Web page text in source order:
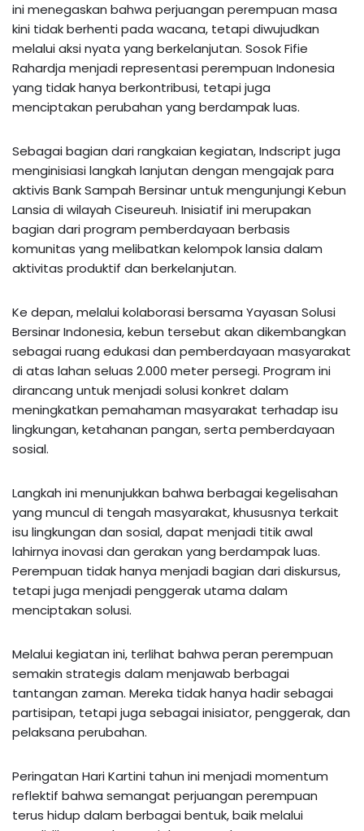
ini menegaskan bahwa perjuangan perempuan masa
kini tidak berhenti pada wacana, tetapi diwujudkan
melalui aksi nyata yang berkelanjutan. Sosok Fifie
Rahardja menjadi representasi perempuan Indonesia
yang tidak hanya berkontribusi, tetapi juga
menciptakan perubahan yang berdampak luas.
Sebagai bagian dari rangkaian kegiatan, Indscript juga
menginisiasi langkah lanjutan dengan mengajak para
aktivis Bank Sampah Bersinar untuk mengunjungi Kebun
Lansia di wilayah Ciseureuh. Inisiatif ini merupakan
bagian dari program pemberdayaan berbasis
komunitas yang melibatkan kelompok lansia dalam
aktivitas produktif dan berkelanjutan.
Ke depan, melalui kolaborasi bersama Yayasan Solusi
Bersinar Indonesia, kebun tersebut akan dikembangkan
sebagai ruang edukasi dan pemberdayaan masyarakat
di atas lahan seluas 2.000 meter persegi. Program ini
dirancang untuk menjadi solusi konkret dalam
meningkatkan pemahaman masyarakat terhadap isu
lingkungan, ketahanan pangan, serta pemberdayaan
sosial.
Langkah ini menunjukkan bahwa berbagai kegelisahan
yang muncul di tengah masyarakat, khususnya terkait
isu lingkungan dan sosial, dapat menjadi titik awal
lahirnya inovasi dan gerakan yang berdampak luas.
Perempuan tidak hanya menjadi bagian dari diskursus,
tetapi juga menjadi penggerak utama dalam
menciptakan solusi.
Melalui kegiatan ini, terlihat bahwa peran perempuan
semakin strategis dalam menjawab berbagai
tantangan zaman. Mereka tidak hanya hadir sebagai
partisipan, tetapi juga sebagai inisiator, penggerak, dan
pelaksana perubahan.
Peringatan Hari Kartini tahun ini menjadi momentum
reflektif bahwa semangat perjuangan perempuan
terus hidup dalam berbagai bentuk, baik melalui